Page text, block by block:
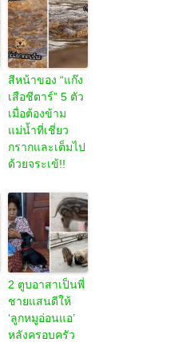
สีหน้าของ “แก๊ง
เสือชีตาร์” 5 ตัว
เมื่อต้องข้าม
แม่น้ำที่เชี่ยว
กรากและเต็มไป
ด้วยจระเข้!!
2 ตูบอาสาเป็นพี่
ชายแสนดีให้
‘ลูกหมูอ่อนแอ’
หลังครอบครัว